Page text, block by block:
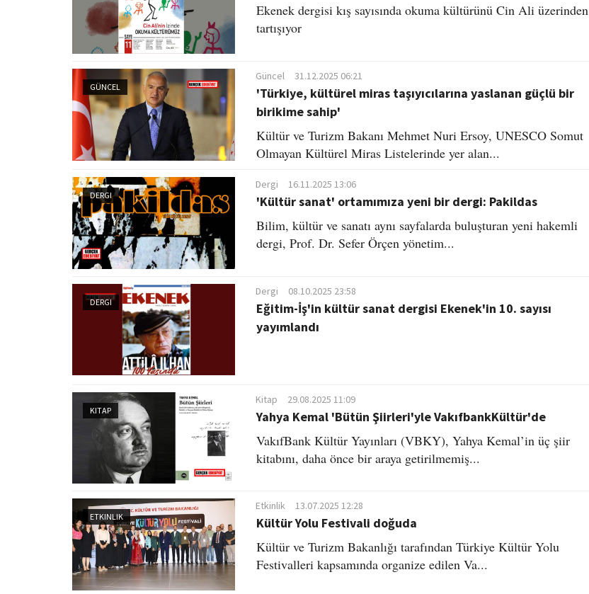
Ekenek dergisi kış sayısında okuma kültürünü Cin Ali üzerinden
tartışıyor
GÜNCEL
Güncel 31.12.2025 06:21
'Türkiye, kültürel miras taşıyıcılarına yaslanan güçlü bir
birikime sahip'
Kültür ve Turizm Bakanı Mehmet Nuri Ersoy, UNESCO Somut
Olmayan Kültürel Miras Listelerinde yer alan...
DERGI
Dergi 16.11.2025 13:06
'Kültür sanat' ortamımıza yeni bir dergi: Pakildas
Bilim, kültür ve sanatı aynı sayfalarda buluşturan yeni hakemli
dergi, Prof. Dr. Sefer Örçen yönetim...
DERGI
Dergi 08.10.2025 23:58
Eğitim-İş'in kültür sanat dergisi Ekenek'in 10. sayısı
yayımlandı
KITAP
Kitap 29.08.2025 11:09
Yahya Kemal 'Bütün Şiirleri'yle VakıfbankKültür'de
VakıfBank Kültür Yayınları (VBKY), Yahya Kemal’in üç şiir
kitabını, daha önce bir araya getirilmemiş...
ETKINLIK
Etkinlik 13.07.2025 12:28
Kültür Yolu Festivali doğuda
Kültür ve Turizm Bakanlığı tarafından Türkiye Kültür Yolu
Festivalleri kapsamında organize edilen Va...